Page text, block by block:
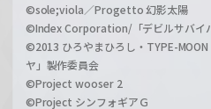
©sole;viola／Progetto 幻影太陽
©Index Corporation/「デビルサバイ
©2013 ひろやまひろし・TYPE-
ヤ」製作委員会
©Project wooser 2
©Project シンフォギアＧ